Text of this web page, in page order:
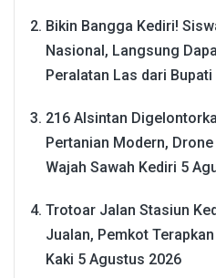
Bikin Bangga Kediri!
Nasional, Langsung
Peralatan Las dari Bupati
216 Alsintan
Pertanian Modern,
Wajah Sawah Kediri 5
Trotoar Jalan Stasiun
Jualan, Pemkot
Kaki 5 Agustus 2026